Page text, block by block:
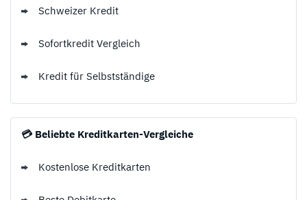
Schweizer Kredit
Sofortkredit Vergleich
Kredit für Selbstständige
💳 Beliebte Kreditkarten-Vergleiche
Kostenlose Kreditkarten